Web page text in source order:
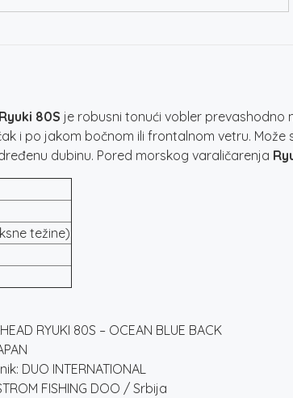
80S je robusni tonući vobler prevashodno
i po jakom bočnom ili frontalnom vetru.
dubinu. Pored morskog varaličarenja
težine)
RYUKI 80S – OCEAN BLUE BACK
DUO INTERNATIONAL
FISHING DOO / Srbija